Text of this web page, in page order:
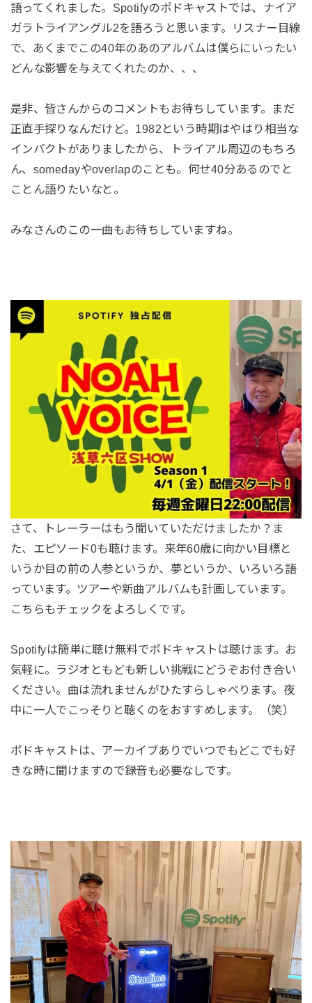
語ってくれました。Spotifyのポドキャストでは、ナイア
ガラトライアングル2を語ろうと思います。リスナー目線
で、あくまでこの40年のあのアルバムは僕らにいったい
どんな影響を与えてくれたのか、、、
是非、皆さんからのコメントもお待ちしています。まだ
正直手探りなんだけど。1982という時期はやはり相当な
インパクトがありましたから、トライアル周辺のもちろ
ん、somedayやoverlapのことも。何せ40分あるのでと
ことん語りたいなと。
みなさんのこの一曲もお待ちしていますね。
さて、トレーラーはもう聞いていただけましたか？ま
た、エピソード0も聴けます。来年60歳に向かい目標と
いうか目の前の人参というか、夢というか、いろいろ語
っています。ツアーや新曲アルバムも計画しています。
こちらもチェックをよろしくです。
Spotifyは簡単に聴け無料でポドキャストは聴けます。お
気軽に。ラジオともども新しい挑戦にどうぞお付き合い
ください。曲は流れませんがひたすらしゃべります。夜
中に一人でこっそりと聴くのをおすすめします。（笑）
ポドキャストは、アーカイブありでいつでもどこでも好
きな時に聞けますので録音も必要なしです。